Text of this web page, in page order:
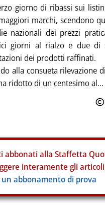
giorno di ribassi sui
marchi, scendono
nazionali dei prezzi
giorni al rialzo e due di
dei prodotti raffinati.
alla consueta rilevazione
ridotto di un centesimo al...
abbonati alla Staffetta
interamente gli
un abbonamento di prova